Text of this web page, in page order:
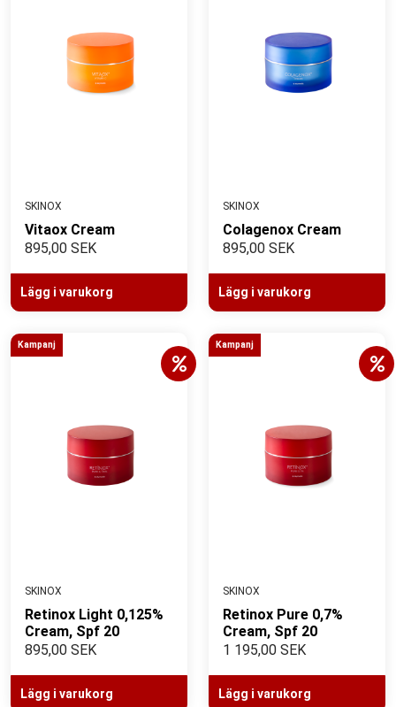
SKINOX
Vitaox Cream
895,00 SEK
Lägg i varukorg
SKINOX
Colagenox Cream
895,00 SEK
Lägg i varukorg
Kampanj
SKINOX
Retinox Light 0,125%
Cream, Spf 20
895,00 SEK
Lägg i varukorg
Kampanj
SKINOX
Retinox Pure 0,7%
Cream, Spf 20
1 195,00 SEK
Lägg i varukorg